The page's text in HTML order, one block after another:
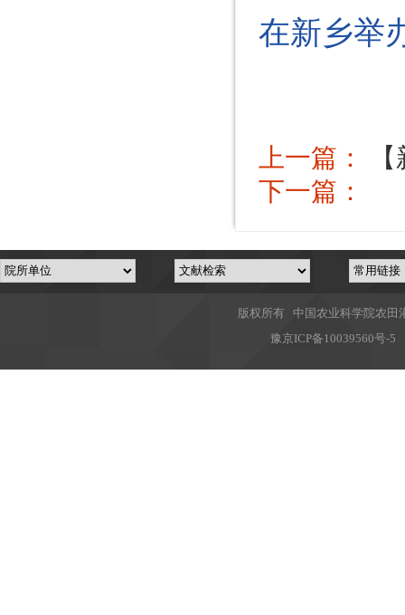
在新乡举
上一篇：
下一篇：
版权所有 中国农业科学院农
豫京ICP备10039560号-5